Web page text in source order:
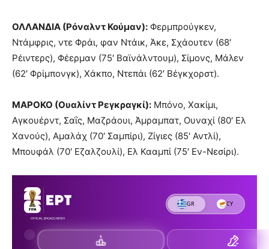
ΟΛΛΑΝΔΙΑ (Ρόναλντ Κούμαν): Φερμπρούγκεν,
Ντάμφρις, ντε Φράι, φαν Ντάικ, Άκε, Σχάουτεν (68′
Ρέιντερς), Φέερμαν (75′ Βαϊνάλντουμ), Σίμονς, Μάλεν
(62′ Φρίμπονγκ), Χάκπο, Ντεπάι (62′ Βέγκχορστ).
ΜΑΡΟΚΟ (Ουαλίντ Ρεγκραγκί): Μπόνο, Χακίμι,
Αγκουέρντ, Σαΐς, Μαζράουι, Άμραμπατ, Ουναχί (80′ Ελ
Χανούς), Αμαλάχ (70′ Σαμπίρι), Ζίγιες (85′ Αντλί),
Μπουφάλ (70′ Εζαλζουλί), Ελ Κααμπί (75′ Εν-Νεσίρι).